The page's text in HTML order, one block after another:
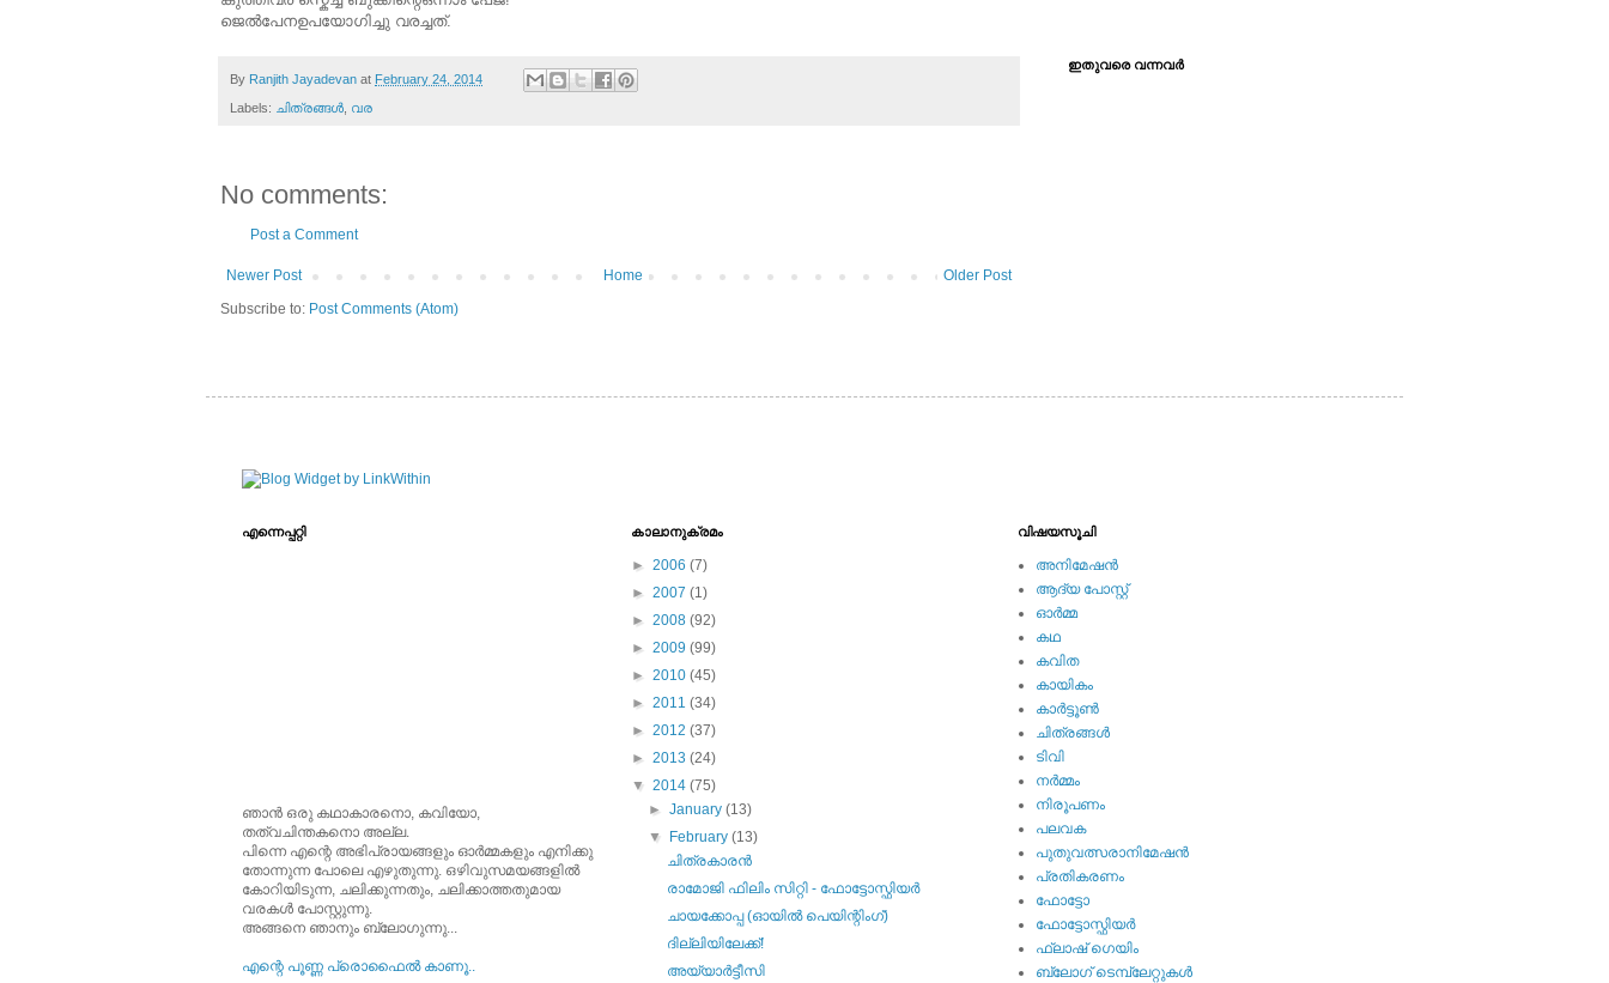
ജെല്‍പേനഉപയോഗിച്ചു വരച്ചത്.
By Ranjith Jayadevan at February 24, 2014
Labels: ചിത്രങ്ങള്‍, വര
No comments:
Post a Comment
Newer Post Older Post
Home
Subscribe to: Post Comments (Atom)
ഇതുവരെ വന്നവര്‍
എന്നെപ്പറ്റി
ഞാന്‍ ഒരു കഥാകാരനൊ, കവിയോ,
തത്വചിന്തകനൊ അല്ല.
പിന്നെ എന്റെ അഭിപ്രായങ്ങളും ഓര്‍മ്മകളും എനിക്കു
തോന്നുന്ന പോലെ എഴുതുന്നു. ഒഴിവുസമയങ്ങളില്‍
കോറിയിടുന്ന, ചലിക്കുന്നതും, ചലിക്കാത്തതുമായ
വരകള്‍ പോസ്റ്റുന്നു.
അങ്ങനെ ഞാനും ബ്ലോഗുന്നു...
എന്റെ പൂ‍ണ്ണ പ്രൊഫൈല്‍ കാണൂ..
കാലാനുക്രമം
► 2006 (7)
► 2007 (1)
► 2008 (92)
► 2009 (99)
► 2010 (45)
► 2011 (34)
► 2012 (37)
► 2013 (24)
▼ 2014 (75)
►January(13)
▼
February(13)
ചിത്രകാരന്‍
രാമോജി ഫിലിം സിറ്റി - ഫോട്ടോസ്ഫിയര്‍
ചായക്കോപ്പ (ഓയില്‍ പെയിന്റിംഗ്)
ദില്ലിയിലേക്ക്!
അയ്യാര്‍ട്ടീസി
വിഷയസൂചി
അനിമേഷന്‍
ആദ്യ പോസ്റ്റ്
ഓര്‍മ്മ
കഥ
കവിത
കായികം
കാര്‍ട്ടൂണ്‍
ചിത്രങ്ങള്‍
ടിവി
നര്‍മ്മം
നിരൂപണം
പലവക
പുതുവത്സരാനിമേഷന്‍
പ്രതികരണം
ഫോട്ടോ
ഫോട്ടോസ്ഫിയര്‍
ഫ്ലാഷ്‌ ഗെയിം
ബ്ലോഗ് ടെമ്പ്ലേറ്റുകള്‍